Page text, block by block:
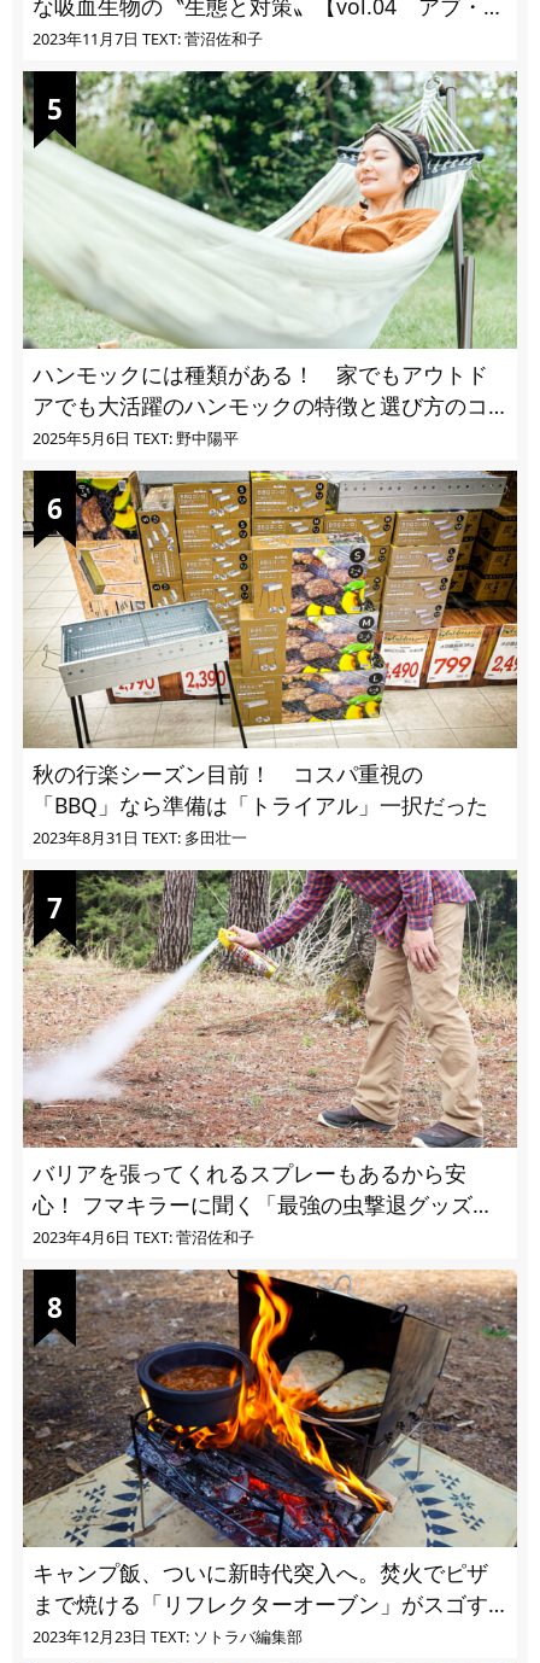
な吸血生物の〝生態と対策〟【vol.04 アブ・ブ
ユ・ヌカカ】
2023年11月7日 TEXT: 菅沼佐和子
ハンモックには種類がある！ 家でもアウトド
アでも大活躍のハンモックの特徴と選び方のコ
ツとは
2025年5月6日 TEXT: 野中陽平
秋の行楽シーズン目前！ コスパ重視の
「BBQ」なら準備は「トライアル」一択だった
2023年8月31日 TEXT: 多田壮一
バリアを張ってくれるスプレーもあるから安
心！ フマキラーに聞く「最強の虫撃退グッズ
vol.4」【キャンプサイトで使う虫よけ】
2023年4月6日 TEXT: 菅沼佐和子
キャンプ飯、ついに新時代突入へ。焚火でピザ
まで焼ける「リフレクターオーブン」がスゴす
ぎる
2023年12月23日 TEXT: ソトラバ編集部